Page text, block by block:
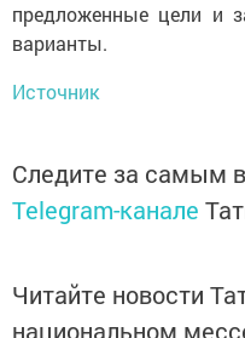
предложенные цели и
варианты.
Источник
Следите за самым
Telegram-канале
Читайте новости
национальном